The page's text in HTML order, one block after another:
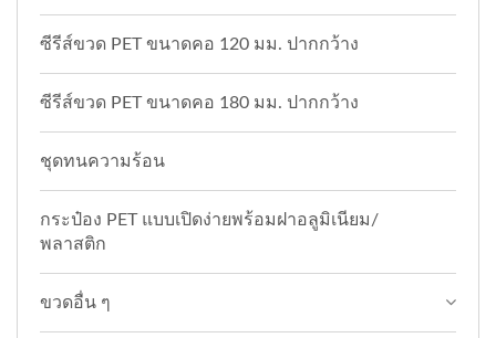
ซีรีส์ขวด PET ขนาดคอ 120 มม. ปากกว้าง
ซีรีส์ขวด PET ขนาดคอ 180 มม. ปากกว้าง
ชุดทนความร้อน
กระป๋อง PET แบบเปิดง่ายพร้อมฝาอลูมิเนียม/
พลาสติก
ขวดอื่น ๆ